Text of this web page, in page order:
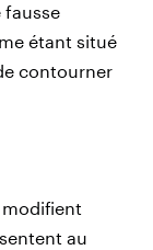
fausse
étant situé
contourner
modifient
au